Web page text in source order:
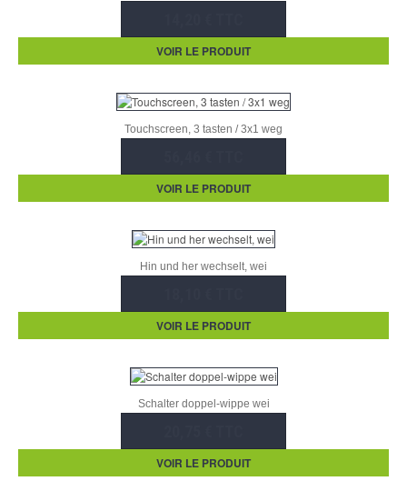
VOIR LE PRODUIT
Touchscreen, 3 tasten / 3x1 weg
VOIR LE PRODUIT
Hin und her wechselt, wei
VOIR LE PRODUIT
Schalter doppel-wippe wei
VOIR LE PRODUIT